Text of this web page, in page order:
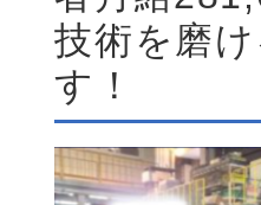
技術を磨
す！